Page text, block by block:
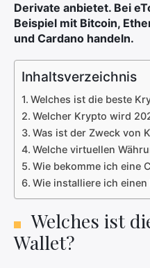
Derivate anbietet. Bei
Beispiel mit Bitcoin,
und Cardano handeln.
Inhaltsverzeichnis
Welches ist die beste
Welcher Krypto wird
Was ist der Zweck von
Welche virtuellen
Wie bekomme ich eine
Wie installiere ich
Welches ist
Wallet?